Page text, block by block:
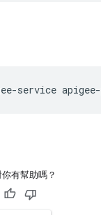
service
有幫助嗎？